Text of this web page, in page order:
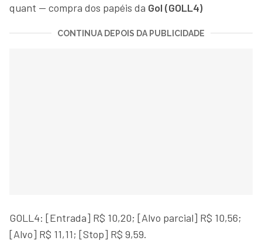
quant — compra dos papéis da Gol (GOLL4)
CONTINUA DEPOIS DA PUBLICIDADE
GOLL4: [Entrada] R$ 10,20; [Alvo parcial] R$ 10,56;
[Alvo] R$ 11,11; [Stop] R$ 9,59.